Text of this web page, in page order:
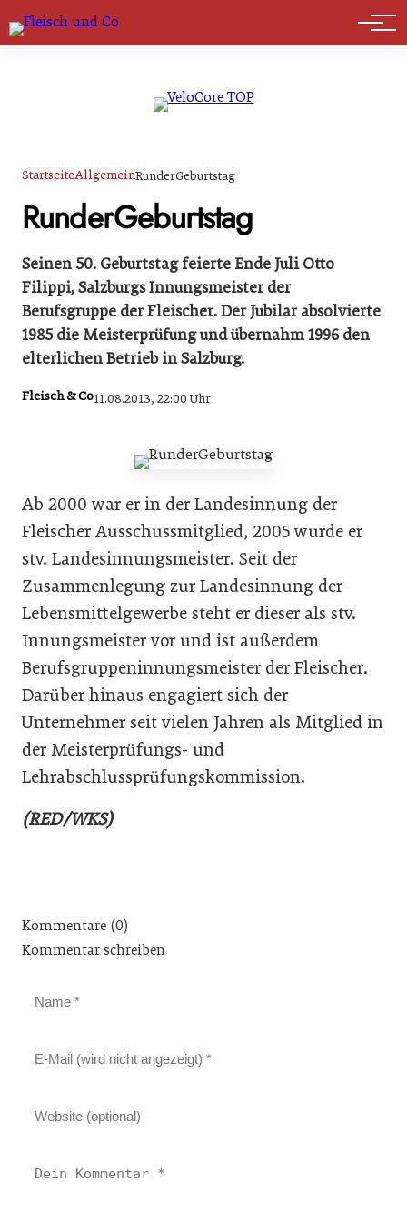
Marktführer
StartseiteAllgemeinRunderGeburtstag
RunderGeburtstag
Seinen 50. Geburtstag feierte Ende Juli Otto
Filippi, Salzburgs Innungsmeister der
Berufsgruppe der Fleischer. Der Jubilar absolvierte
1985 die Meisterprüfung und übernahm 1996 den
elterlichen Betrieb in Salzburg.
Fleisch & Co11.08.2013, 22:00 Uhr
Ab 2000 war er in der Landesinnung der
Fleischer Ausschussmitglied, 2005 wurde er
stv. Landesinnungsmeister. Seit der
Zusammenlegung zur Landesinnung der
Lebensmittelgewerbe steht er dieser als stv.
Innungsmeister vor und ist außerdem
Berufsgruppeninnungsmeister der Fleischer.
Darüber hinaus engagiert sich der
Unternehmer seit vielen Jahren als Mitglied in
der Meisterprüfungs- und
Lehrabschlussprüfungskommission.
(RED/WKS)
Kommentare (0)
Kommentar schreiben